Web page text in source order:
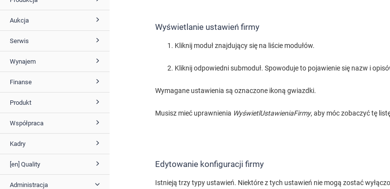
Aukcja
Serwis
Wynajem
Finanse
Produkt
Współpraca
Kadry
[en] Quality
Administracja
Wyświetlanie ustawień firmy
Kliknij moduł znajdujący się na liście modułów.
Kliknij odpowiedni submoduł. Spowoduje to pojawienie się nazw i
Wymagane ustawienia są oznaczone ikoną gwiazdki.
Musisz mieć uprawnienia WyświetlUstawieniaFirmy, aby móc zobaczyć tę
Edytowanie konfiguracji firmy
Istnieją trzy typy ustawień. Niektóre z tych ustawień nie mogą zostać